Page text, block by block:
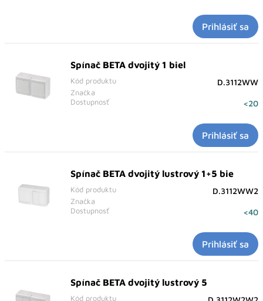
Prihlásiť sa
Spínač BETA dvojitý 1 biel
Značka
Kód produktu D.3112WW
Dostupnosť <20
Prihlásiť sa
Spínač BETA dvojitý lustrový 1+5 bie
Značka
Kód produktu D.3112WW2
Dostupnosť <40
Prihlásiť sa
Spínač BETA dvojitý lustrový 5
Kód produktu